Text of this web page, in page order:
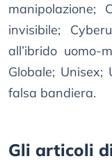
manipolazione;
invisibile;
all’ibrido uomo-
Globale;
falsa bandiera.
Gli articoli